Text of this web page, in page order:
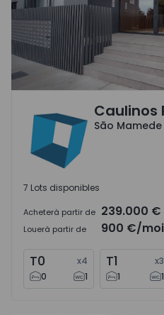
São Mamede de Infesta
Caulinos
7 Lots disponibles
Acheterà partir de 239.000 €
Louerà partir de 900 €/
T0 x4
0
1
T1 x3
1
1